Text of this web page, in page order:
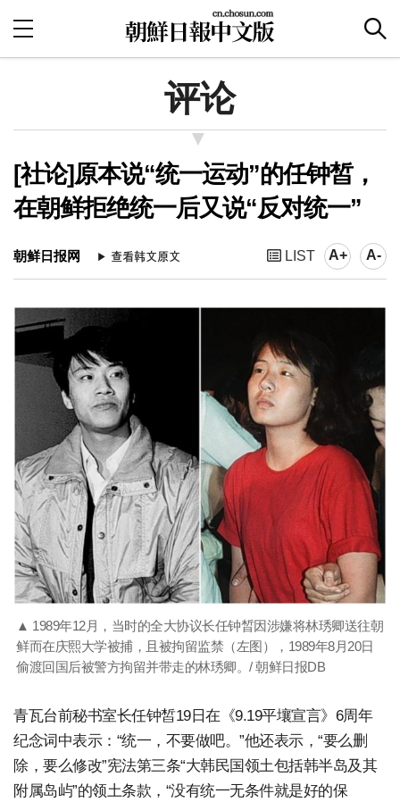
评论
[社论]原本说“统一运动”的任钟皙，
在朝鲜拒绝统一后又说“反对统一”
朝鲜日报网 LIST A+ A-
▲ 1989年12月，当时的全大协议长任钟晳因涉嫌将林琇卿送往朝
鲜而在庆熙大学被捕，且被拘留监禁（左图），1989年8月20日
偷渡回国后被警方拘留并带走的林琇卿。/ 朝鲜日报DB
青瓦台前秘书室长任钟皙19日在《9.19平壤宣言》6周年
纪念词中表示：“统一，不要做吧。”他还表示，“要么删
除，要么修改”宪法第三条“大韩民国领土包括韩半岛及其
附属岛屿”的领土条款，“没有统一无条件就是好的保